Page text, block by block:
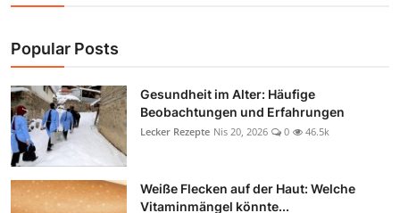
Popular Posts
Gesundheit im Alter: Häufige
Beobachtungen und Erfahrungen
Lecker Rezepte Nis 20, 2026 0 46.5k
Weiße Flecken auf der Haut: Welche
Vitaminmängel könnte...